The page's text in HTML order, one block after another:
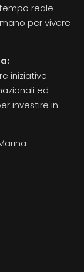
reale
per vivere
iniziative
ed
investire in